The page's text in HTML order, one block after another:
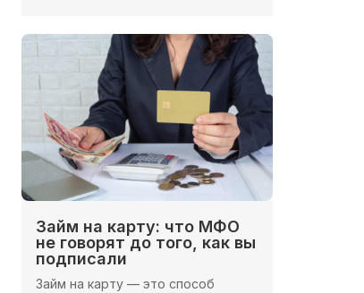
Займ на карту: что МФО
не говорят до того, как вы
подписали
Займ на карту — это способ